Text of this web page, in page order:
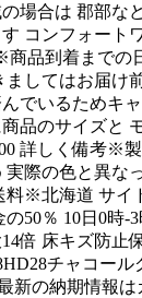
場合は 郡部な
コンフォート
商品到着までの
ましてはお届け
でいるためキ
品のサイズと
詳しく備考※
実際の色と異な
料※北海道 サイ
の50％ 10日0時-
倍 床キズ防止
チャコー
新の納期情報